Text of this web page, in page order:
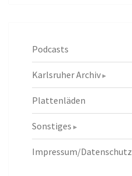
Podcasts
Karlsruher Archiv
Plattenläden
Sonstiges
Impressum/Datenschutz